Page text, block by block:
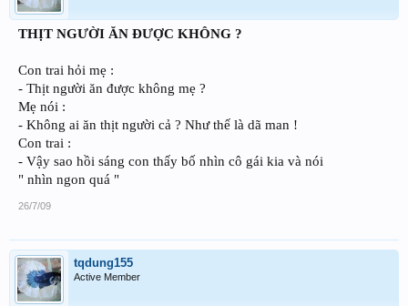
THỊT NGƯỜI ĂN ĐƯỢC KHÔNG ?
Con trai hỏi mẹ :
- Thịt người ăn được không mẹ ?
Mẹ nói :
- Không ai ăn thịt người cả ? Như thế là dã man !
Con trai :
- Vậy sao hồi sáng con thấy bố nhìn cô gái kia và nói
" nhìn ngon quá "
26/7/09
tqdung155
Active Member